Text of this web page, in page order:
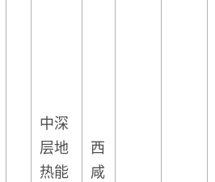
中深
层地
热能
西
咸